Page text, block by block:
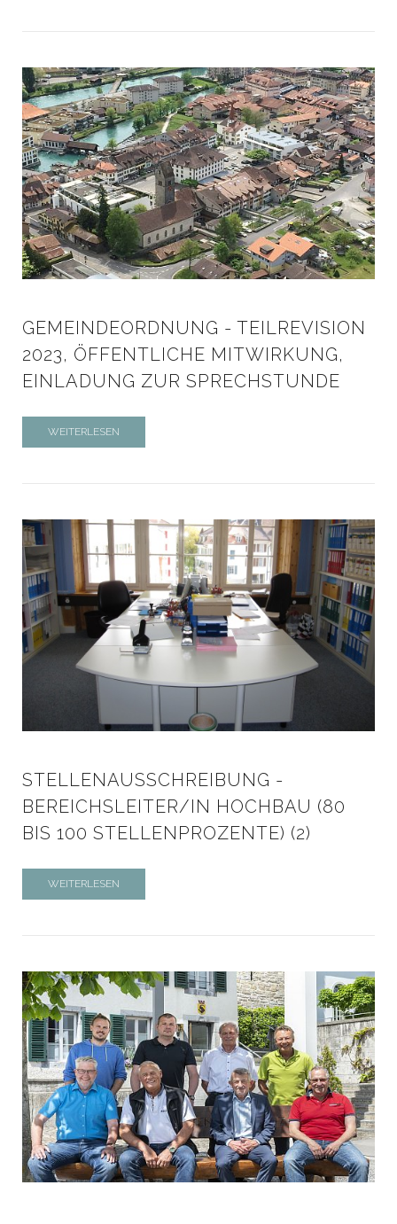
GEMEINDEORDNUNG - TEILREVISION
2023, ÖFFENTLICHE MITWIRKUNG,
EINLADUNG ZUR SPRECHSTUNDE
WEITERLESEN
STELLENAUSSCHREIBUNG -
BEREICHSLEITER/IN HOCHBAU (80
BIS 100 STELLENPROZENTE) (2)
WEITERLESEN